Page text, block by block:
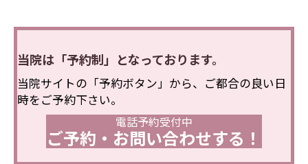
当院は「予約制」となっております。
当院サイトの「予約ボタン」から、ご都合の良い日
時をご予約下さい。
電話予約受付中
ご予約・お問い合わせする！